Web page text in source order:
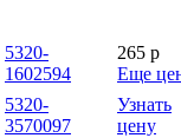
5320-
1602594
265 p
Еще
5320-
3570097
Узнать
цену